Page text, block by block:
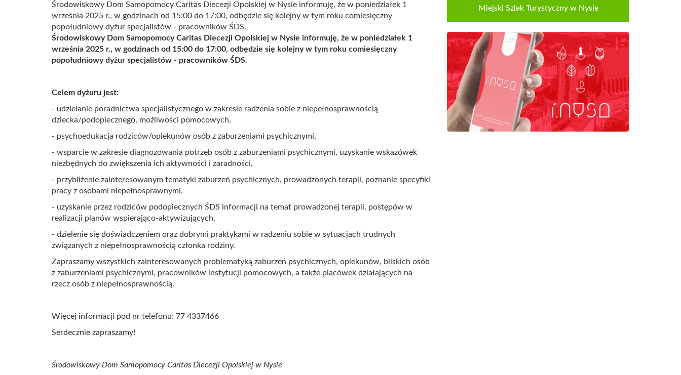
Środowiskowy Dom Samopomocy Caritas Diecezji Opolskiej w Nysie informuję, że w poniedziałek 1
września 2025 r., w godzinach od 15:00 do 17:00, odbędzie się kolejny w tym roku comiesięczny
popołudniowy dyżur specjalistów - pracowników ŚDS.
Środowiskowy Dom Samopomocy Caritas Diecezji Opolskiej w Nysie informuję, że w poniedziałek 1
września 2025 r., w godzinach od 15:00 do 17:00, odbędzie się kolejny w tym roku comiesięczny
popołudniowy dyżur specjalistów - pracowników ŚDS.
Celem dyżuru jest:
- udzielanie poradnictwa specjalistycznego w zakresie radzenia sobie z niepełnosprawnością
dziecka/podopiecznego, możliwości pomocowych,
- psychoedukacja rodziców/opiekunów osób z zaburzeniami psychicznymi,
- wsparcie w zakresie diagnozowania potrzeb osób z zaburzeniami psychicznymi, uzyskanie wskazówek
niezbędnych do zwiększenia ich aktywności i zaradności,
- przybliżenie zainteresowanym tematyki zaburzeń psychicznych, prowadzonych terapii, poznanie specyfiki
pracy z osobami niepełnosprawnymi,
- uzyskanie przez rodziców podopiecznych ŚDS informacji na temat prowadzonej terapii, postępów w
realizacji planów wspierająco-aktywizujących,
- dzielenie się doświadczeniem oraz dobrymi praktykami w radzeniu sobie w sytuacjach trudnych
związanych z niepełnosprawnością członka rodziny.
Zapraszamy wszystkich zainteresowanych problematyką zaburzeń psychicznych, opiekunów, bliskich osób
z zaburzeniami psychicznymi, pracowników instytucji pomocowych, a także placówek działających na
rzecz osób z niepełnosprawnością.
Więcej informacji pod nr telefonu: 77 4337466
Serdecznie zapraszamy!
Środowiskowy Dom Samopomocy Caritas Diecezji Opolskiej w Nysie
Miejski Szlak Turystyczny w Nysie